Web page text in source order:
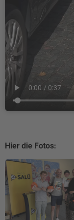
Hier die Fotos: